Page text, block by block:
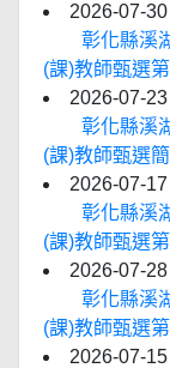
2026-07-30
彰化縣溪
(課)教師甄選
2026-07-23
彰化縣溪
(課)教師甄選
2026-07-17
彰化縣溪
(課)教師甄選
2026-07-28
彰化縣溪
(課)教師甄選
2026-07-15